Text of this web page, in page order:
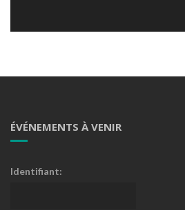
ÉVÉNEMENTS À VENIR
Identifiant: